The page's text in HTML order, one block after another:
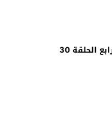
30